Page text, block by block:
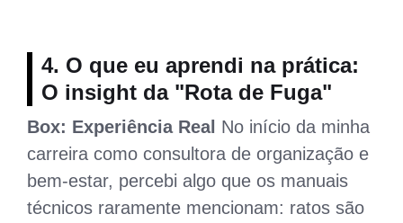
4. O que eu aprendi na prática:
O insight da "Rota de Fuga"
Box: Experiência Real No início da minha
carreira como consultora de organização e
bem-estar, percebi algo que os manuais
técnicos raramente mencionam: ratos são